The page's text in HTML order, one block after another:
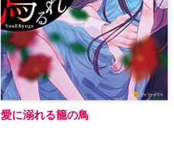
愛に溺れる籠の鳥